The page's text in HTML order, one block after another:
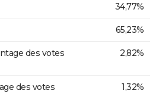
34,77%
65,23%
des votes
2,82%
des votes
1,32%